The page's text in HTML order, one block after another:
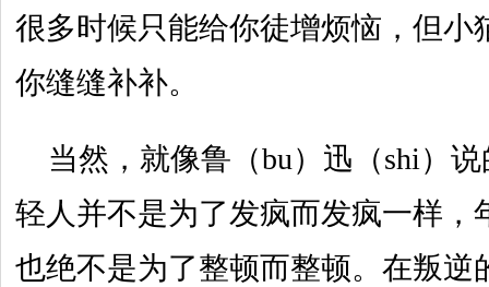
很多时候只能给你徒增烦恼，但小
你缝缝补补。
当然，就像鲁（bu）迅（shi）
轻人并不是为了发疯而发疯一样，
也绝不是为了整顿而整顿。在叛逆